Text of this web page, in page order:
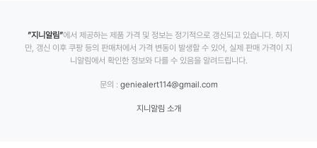
”지니알림”에서 제공하는 제품 가격 및 정보는 정기적으로 갱신되고 있습니다. 하지
만, 갱신 이후 쿠팡 등의 판매처에서 가격 변동이 발생할 수 있어, 실제 판매 가격이 지
니알림에서 확인한 정보와 다를 수 있음을 알려드립니다.
문의 : geniealert114@gmail.com
지니알림 소개